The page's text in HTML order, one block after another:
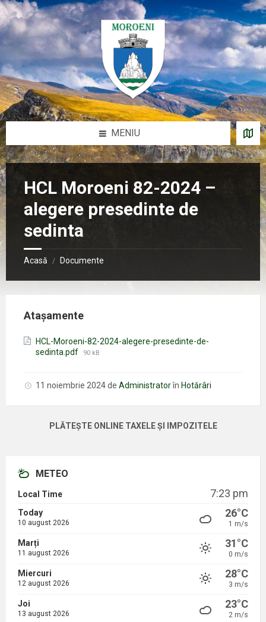
Sari
la
conținut
Salt
la
bara
laterală
stângă
Salt
la
bara
laterală
dreaptă
Salt
la
subsol
MENIU
HCL Moroeni 82-2024 –
alegere presedinte de
sedinta
Acasă / Documente
Atașamente
HCL-Moroeni-82-2024-alegere-presedinte-de-
sedinta.pdf Mărimea
90 kB
11 noiembrie 2024de Administratorîn Hotărâri
PLĂTEȘTE ONLINE TAXELE ȘI IMPOZITELE
METEO
Local Time 7:23 pm
Today
10 august 2026
26°C
1 m/s
Marți
11 august 2026
31°C
0 m/s
Miercuri
12 august 2026
28°C
3 m/s
Joi
13 august 2026
23°C
2 m/s